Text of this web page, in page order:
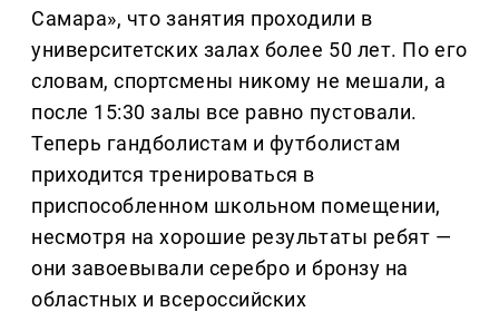
Самара», что занятия проходили в
университетских залах более 50 лет. По его
словам, спортсмены никому не мешали, а
после 15:30 залы все равно пустовали.
Теперь гандболистам и футболистам
приходится тренироваться в
приспособленном школьном помещении,
несмотря на хорошие результаты ребят —
они завоевывали серебро и бронзу на
областных и всероссийских